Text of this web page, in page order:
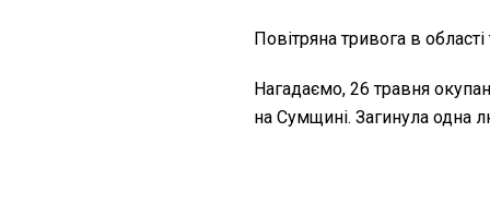
Повітряна тривога в
Нагадаємо, 26 травня
на Сумщині. Загинула одна